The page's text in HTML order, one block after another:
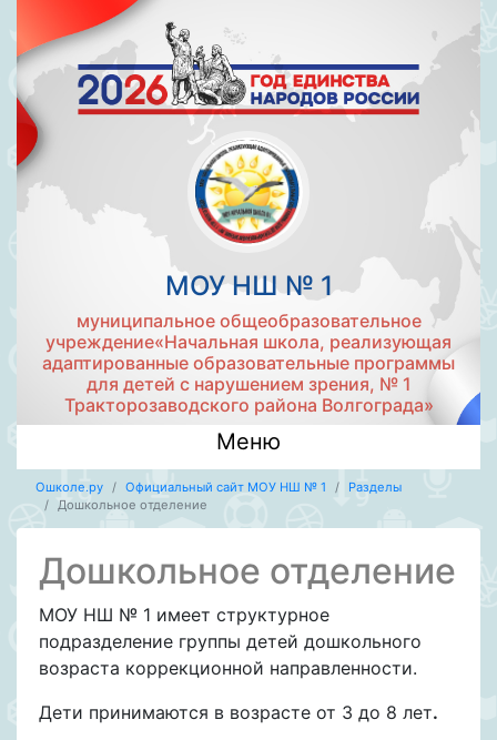
МОУ НШ № 1
муниципальное общеобразовательное
учреждение«Начальная школа, реализующая
адаптированные образовательные программы
для детей с нарушением зрения, № 1
Тракторозаводского района Волгограда»
Меню
Ошколе.ру Официальный сайт МОУ НШ № 1
Разделы
Дошкольное отделение
Дошкольное отделение
МОУ НШ № 1 имеет структурное
подразделение группы детей дошкольного
возраста коррекционной направленности.
Дети принимаются в возрасте от 3 до 8 лет.